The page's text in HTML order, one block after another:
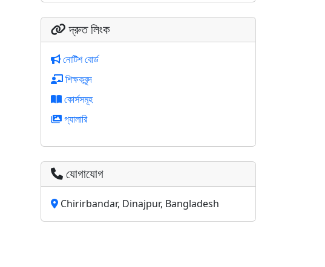
দ্রুত লিংক
নোটিশ বোর্ড
শিক্ষকবৃন্দ
কোর্সসমূহ
গ্যালারি
যোগাযোগ
Chirirbandar, Dinajpur, Bangladesh